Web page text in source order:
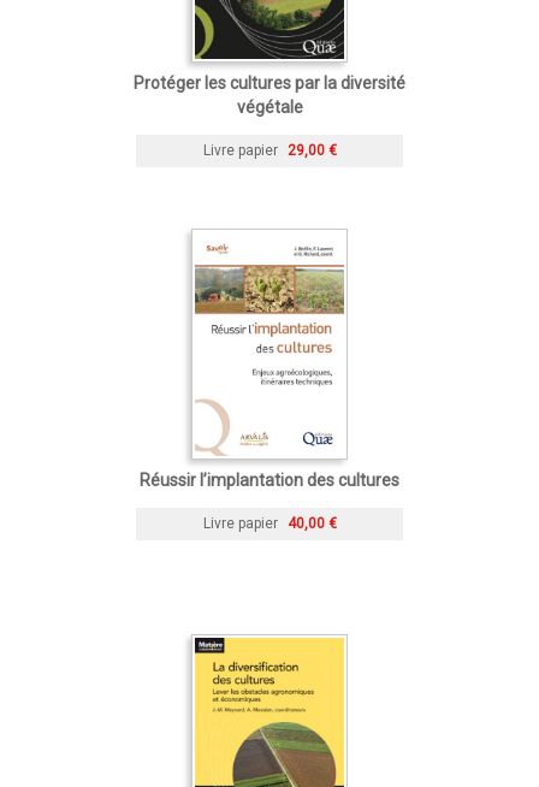
Protéger les cultures par la diversité
végétale
Livre papier 29,00 €
Réussir l’implantation des cultures
Livre papier 40,00 €